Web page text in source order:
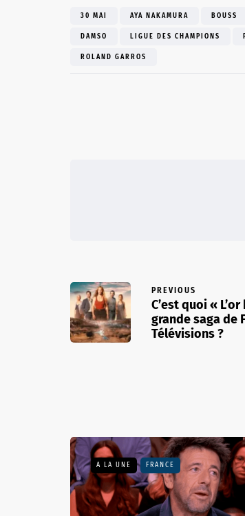
30 MAI AYA NAKAMURA BOUSS
DAMSO LIGUE DES CHAMPIONS
ROLAND GARROS
PREVIOUS
C’est quoi «
grande saga de
Télévisions ?
A LA UNE FRANCE